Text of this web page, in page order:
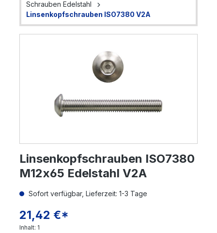
Schrauben Edelstahl
Linsenkopfschrauben ISO7380 V2A
Linsenkopfschrauben ISO7380
M12x65 Edelstahl V2A
Sofort verfügbar, Lieferzeit: 1-3 Tage
21,42 €*
Inhalt: 1